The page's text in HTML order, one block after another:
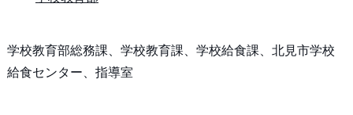
学校教育部総務課、学校教育課、学校給食課、北見市学校
給食センター、指導室